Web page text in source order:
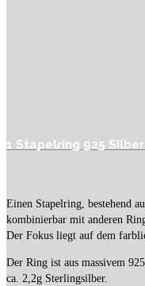
1 Stapelring 925
Einen Stapelring, bestehend
kombinierbar mit anderen
Der Fokus liegt auf dem
Der Ring ist aus massivem
ca. 2,2g Sterlingsilber.